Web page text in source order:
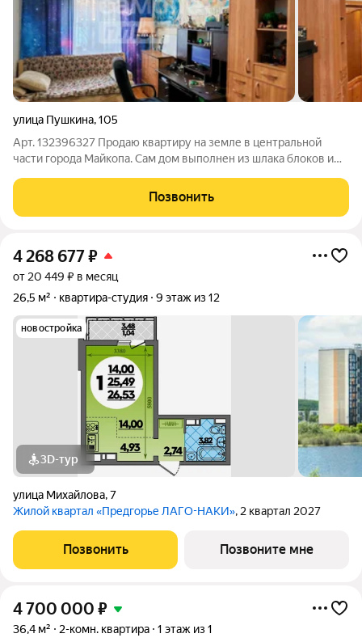
улица Пушкина,105
Арт. 132396327 Продаю квартиру на земле в центральной
части города Майкопа. Сам дом выполнен из шлака блоков и
Своя зона для отдыха (монгальная зона), гараж ,где также есть
погреб Квартира общей
Позвонить
4 268 677₽
от 20 449 ₽ в месяц
26,5 м²
квартира-студия 9 этаж из 12
новостройка
3D-тур
улица Михайлова,7
Жилой квартал «Предгорье ЛАГО-НАКИ», 2 квартал 2027
Позвонить Позвоните мне
4 700 000 ₽
36,4 м² 2-комн. квартира 1 этаж из 1